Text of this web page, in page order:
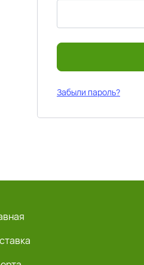
Забыли пароль?